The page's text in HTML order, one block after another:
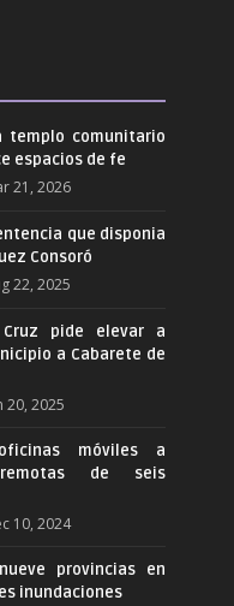
templo comunitario
espacios de fe
21, 2026
que disponia
Consoró
22, 2025
Cruz pide elevar a
a Cabarete de
20, 2025
móviles a
remotas de seis
10, 2024
provincias en
inundaciones